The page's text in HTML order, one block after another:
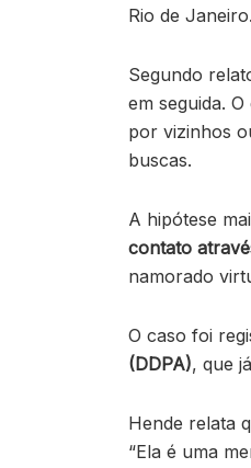
Rio de Janeiro.
Segundo
em seguida.
por vizinhos
buscas.
A hipótese
contato
namorado
O caso foi
(DDPA), que
Hende relata
“Ela é uma